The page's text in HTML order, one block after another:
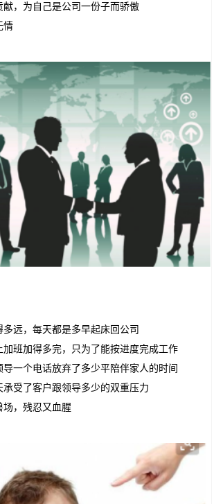
献，为自己是公司一份子而骄傲
情
远，每天都是多早起床回公司
加班加得多完，只为了能按进度完成工作
导一个电话放弃了多少平陪伴家人的时间
承受了客户跟领导多少的双重压力
场，残忍又血腥